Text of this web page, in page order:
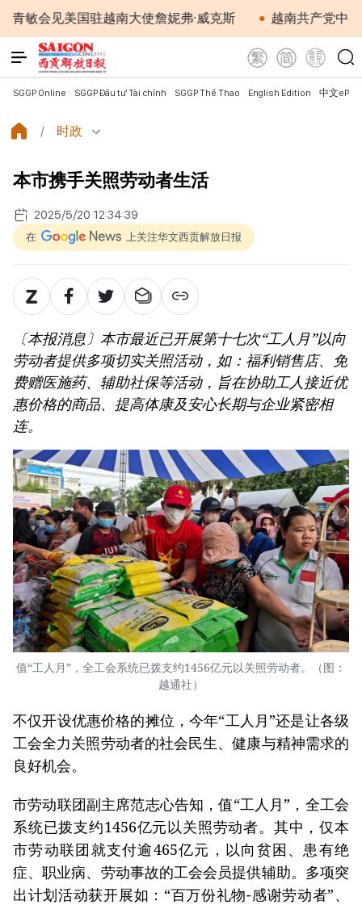
见美国驻越南大使詹妮弗·威克斯 越南共产党中央总书
SGGP Online SGGP Đầu tư Tài chính SGGP Thể Thao English Edition 中文
时政
本市携手关照劳动者生活
2025/5/20 12:34:39
在 上关注华文西贡解放日报
〔本报消息〕本市最近已开展第十七次“工人月”以向
劳动者提供多项切实关照活动，如：福利销售店、免
费赠医施药、辅助社保等活动，旨在协助工人接近优
惠价格的商品、提高体康及安心长期与企业紧密相
连。
值“工人月”，全工会系统已拨支约1456亿元以关照劳动者。（图：
越通社）
不仅开设优惠价格的摊位，今年“工人月”还是让各级
工会全力关照劳动者的社会民生、健康与精神需求的
良好机会。
市劳动联团副主席范志心告知，值“工人月”，全工会
系统已拨支约1456亿元以关照劳动者。其中，仅本
市劳动联团就支付逾465亿元，以向贫困、患有绝
症、职业病、劳动事故的工会会员提供辅助。多项突
出计划活动获开展如：“百万份礼物-感谢劳动者”、